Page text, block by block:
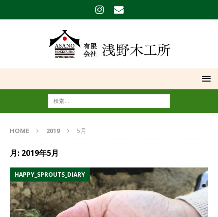
HOME 2019 5月
月: 2019年5月
HAPPY_SPROUTS_DIARY